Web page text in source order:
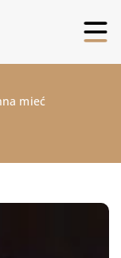
mieć